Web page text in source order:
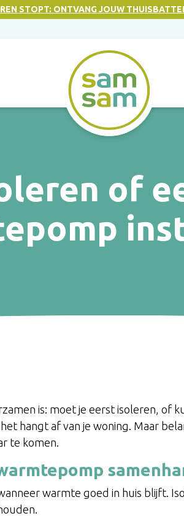
STOPT: ONTVANG JOUW
of
is: moet je eerst isoleren, of
hangt af van je woning. Maar
te komen.
warmte goed in huis blijft.